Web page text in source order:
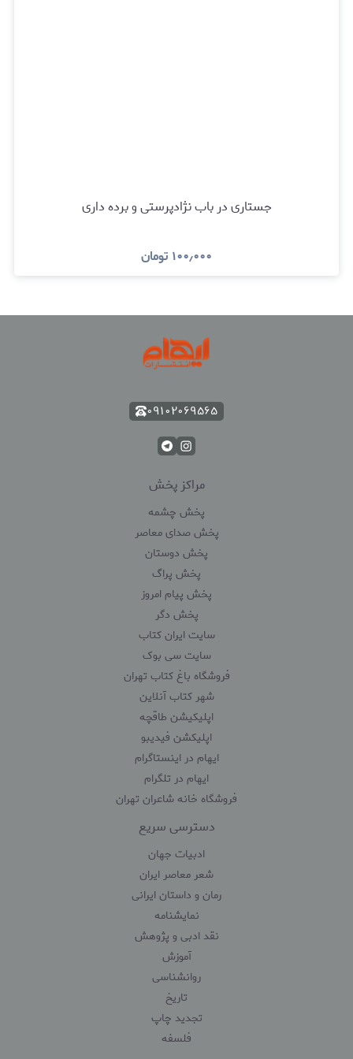
جستاری در باب نژادپرستی و برده داری
۱۰۰٫۰۰۰ تومان
۰۹۱۰۲۰۶۹۵۶۵
مراکز پخش
پخش چشمه
پخش صدای معاصر
پخش دوستان
پخش پراگ
پخش پیام امروز
پخش دگر
سایت ایران کتاب
سایت سی بوک
فروشگاه باغ کتاب تهران
شهر کتاب آنلاین
اپلیکیشن طاقچه
اپلیکشن فیدیبو
ایهام در اینستاگرام
ایهام در تلگرام
فروشگاه خانه شاعران تهران
دسترسی سریع
ادبیات جهان
شعر معاصر ایران
رمان و داستان ایرانی
نمایشنامه
نقد ادبی و پژوهش
آموزش
روانشناسی
تاریخ
تجدید چاپ
فلسفه